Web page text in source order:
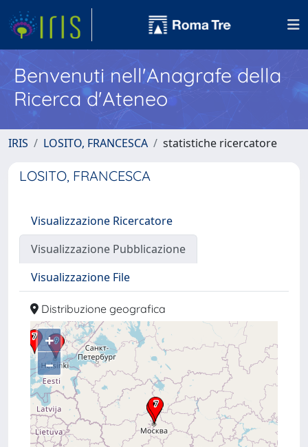
Benvenuti nell'Anagrafe della
Ricerca d'Ateneo
IRIS LOSITO, FRANCESCA statistiche ricercatore
LOSITO, FRANCESCA
Visualizzazione Ricercatore
Visualizzazione Pubblicazione
Visualizzazione File
Distribuzione geografica
+
–